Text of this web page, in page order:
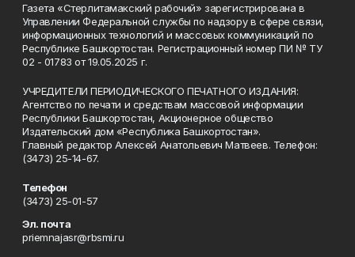
Газета «Стерлитамакский рабочий» зарегистрирована в
Управлении Федеральной службы по надзору в сфере связи,
информационных технологий и массовых коммуникаций по
Республике Башкортостан. Регистрационный номер ПИ № ТУ
02 - 01783 от 19.05.2025 г.
УЧРЕДИТЕЛИ ПЕРИОДИЧЕСКОГО ПЕЧАТНОГО ИЗДАНИЯ:
Агентство по печати и средствам массовой информации
Республики Башкортостан, Акционерное общество
Издательский дом «Республика Башкортостан».
Главный редактор Алексей Анатольевич Матвеев. Телефон:
(3473) 25-14-67.
Телефон
(3473) 25-01-57
Эл. почта
priemnajasr@rbsmi.ru